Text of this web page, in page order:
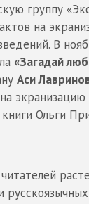
группу
на
В
«Загадай
Аси
экранизацию
Ольги